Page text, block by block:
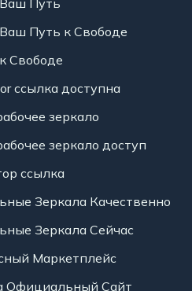
Путь к Свободе
Свободе
ссылка доступна
зеркало
зеркало доступ
ссылка
Зеркала Качественно
Зеркала Сейчас
Маркетплейс
Официальный Сайт